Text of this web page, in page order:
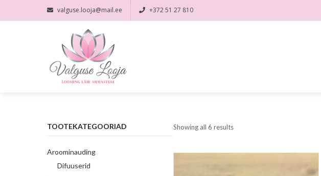
valguse.looja@mail.ee +372 51 27 810
Showing all 6 results
TOOTEKATEGOORIAD
Aroominauding
Difuuserid